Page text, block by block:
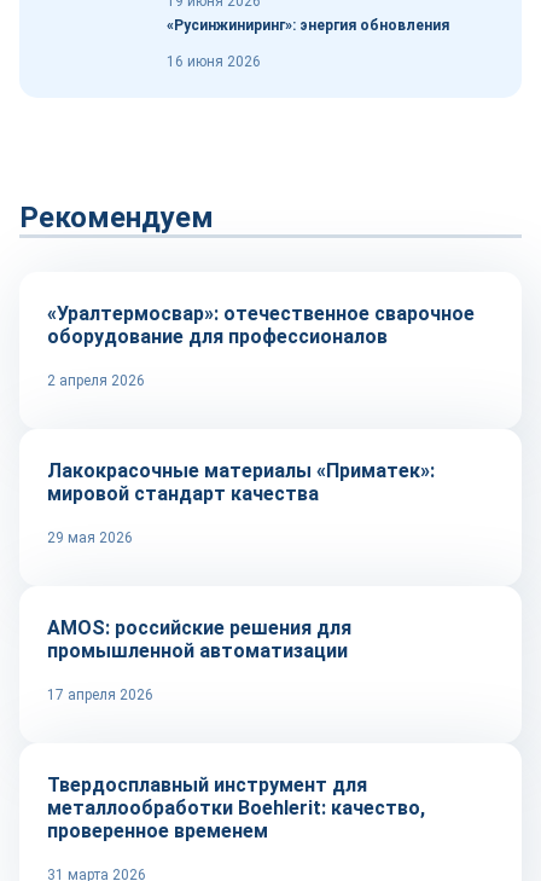
«Русинжиниринг»: энергия обновления
16 июня 2026
Рекомендуем
Оборудование и инструмент
«Уралтермосвар»: отечественное сварочное
оборудование для профессионалов
2 апреля 2026
Сырье и материалы
Лакокрасочные материалы «Приматек»:
мировой стандарт качества
29 мая 2026
Автоматизация
AMOS: российские решения для
промышленной автоматизации
17 апреля 2026
Оборудование и инструмент
Твердосплавный инструмент для
металлообработки Boehlerit: качество,
проверенное временем
31 марта 2026